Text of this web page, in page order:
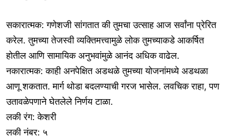
सकारात्मक: गणेशजी सांगतात की तुमचा उत्साह आज सर्वांना प्रेरित
करेल. तुमच्या तेजस्वी व्यक्तिमत्त्वामुळे लोक तुमच्याकडे आकर्षित
होतील आणि सामायिक अनुभवांमुळे आनंद अधिक वाढेल.
नकारात्मक: काही अनपेक्षित अडथळे तुमच्या योजनांमध्ये अडथळा
आणू शकतात. मार्ग थोडा बदलण्याची गरज भासेल. लवचिक राहा, पण
उतावळेपणाने घेतलेले निर्णय टाळा.
लकी रंग: केशरी
लकी नंबर: ५